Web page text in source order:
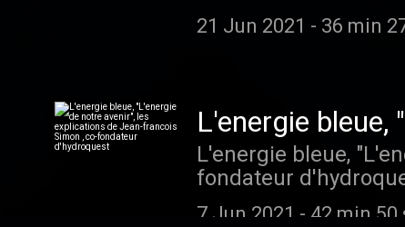
21 Jun 2021 - 36 min
L'energie bleue,
francois Simon
L'energie bleue,
fondateur
7 Jun 2021 - 42 min 50